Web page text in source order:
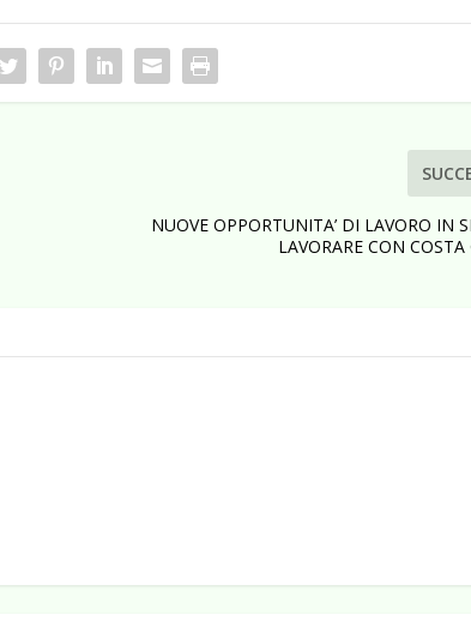
NUOVE OPPORTUNITA’ DI LAVORO IN
LAVORARE CON COSTA